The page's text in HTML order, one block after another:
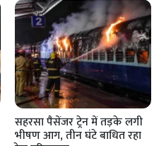
सहरसा पैसेंजर ट्रेन में तड़के लगी
भीषण आग, तीन घंटे बाधित रहा